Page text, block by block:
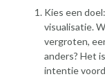
Kies een
visualisatie.
vergroten,
anders? Het
intentie